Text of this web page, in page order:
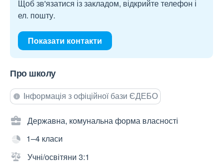
Щоб зв'язатися із закладом, відкрийте телефон і
ел. пошту.
Показати контакти
Про школу
Інформація з офіційної бази ЄДЕБО
Державна, комунальна форма власності
1–4 класи
Учні/освітяни 3:1